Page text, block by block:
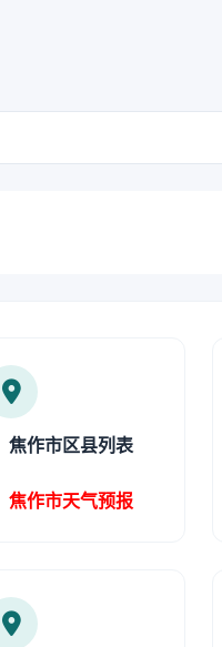
焦作市区县列表
焦作市天气预报